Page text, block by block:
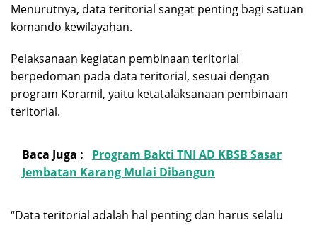
Menurutnya, data teritorial sangat penting bagi satuan
komando kewilayahan.
Pelaksanaan kegiatan pembinaan teritorial
berpedoman pada data teritorial, sesuai dengan
program Koramil, yaitu ketatalaksanaan pembinaan
teritorial.
Baca Juga :
Program Bakti TNI AD KBSB Sasar
Jembatan Karang Mulai Dibangun
“Data teritorial adalah hal penting dan harus selalu